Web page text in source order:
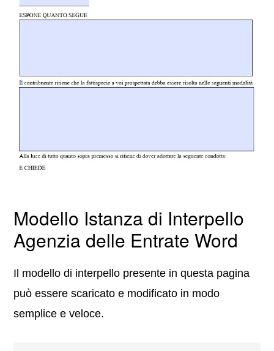
Modello Istanza di Interpello
Agenzia delle Entrate Word
Il modello di interpello presente in questa pagina
può essere scaricato e modificato in modo
semplice e veloce.